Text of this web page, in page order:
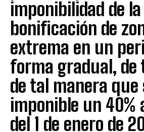
imponibilidad de la
bonificación de
extrema en un
forma gradual, de
de tal manera que
imponible un
del 1 de enero de